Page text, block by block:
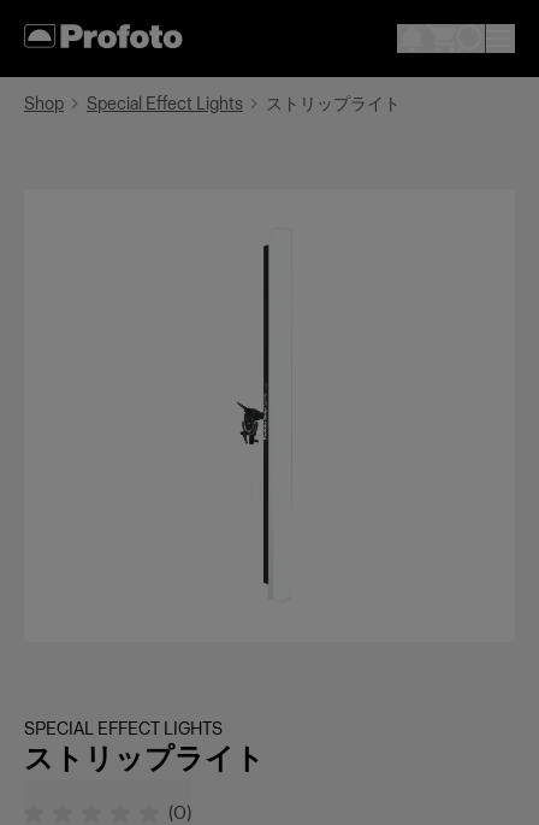
Shop Special Effect Lights ストリップライト
SPECIAL EFFECT LIGHTS
ストリップライト
(0)